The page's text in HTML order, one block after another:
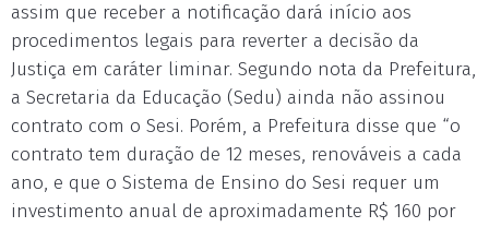
assim que receber a notificação dará início aos
procedimentos legais para reverter a decisão da
Justiça em caráter liminar. Segundo nota da Prefeitura,
a Secretaria da Educação (Sedu) ainda não assinou
contrato com o Sesi. Porém, a Prefeitura disse que “o
contrato tem duração de 12 meses, renováveis a cada
ano, e que o Sistema de Ensino do Sesi requer um
investimento anual de aproximadamente R$ 160 por